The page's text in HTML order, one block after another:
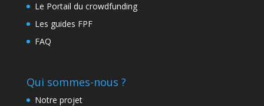
Le Portail du crowdfunding
Les guides FPF
FAQ
Qui sommes-nous ?
Notre projet